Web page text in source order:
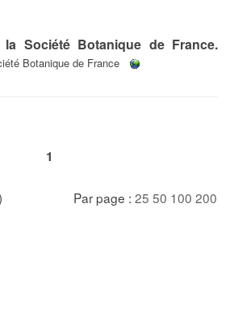
Société Botanique de France.
Botanique de France
1
Par page : 25 50 100 200